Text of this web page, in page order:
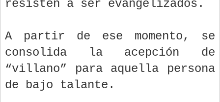
resisten a ser evangelizados.
A partir de ese momento, se
consolida la acepción de
“villano” para aquella persona
de bajo talante.